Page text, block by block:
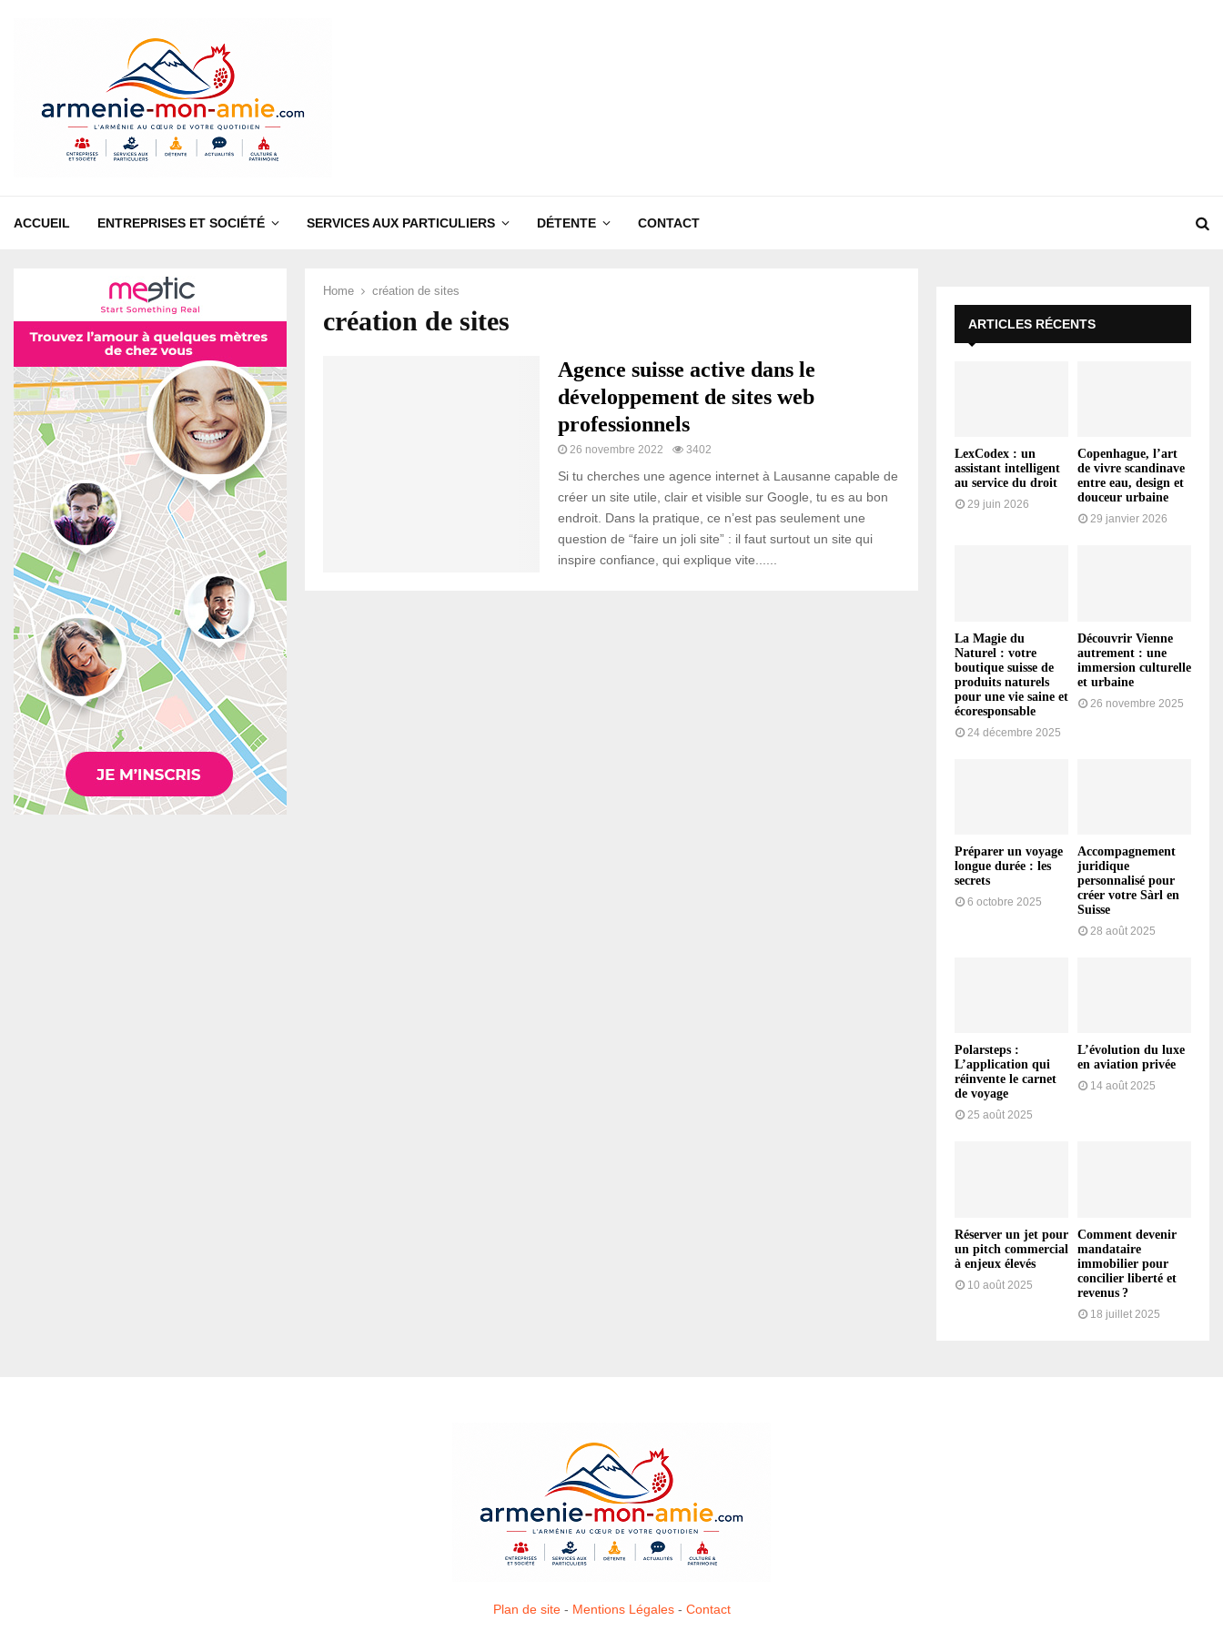
ACCUEIL ENTREPRISES ET SOCIÉTÉ SERVICES AUX PARTICULIERS DÉTENTE CONTACT
Home création de sites
création de sites
Agence suisse active dans le
développement de sites web
professionnels
26 novembre 2022 3402
Si tu cherches une agence internet à Lausanne capable de
créer un site utile, clair et visible sur Google, tu es au bon
endroit. Dans la pratique, ce n’est pas seulement une
question de “faire un joli site” : il faut surtout un site qui
inspire confiance, qui explique vite......
ARTICLES RÉCENTS
LexCodex : un
assistant intelligent
au service du droit
29 juin 2026
Copenhague, l’art
de vivre scandinave
entre eau, design et
douceur urbaine
29 janvier 2026
La Magie du
Naturel : votre
boutique suisse de
produits naturels
pour une vie saine et
écoresponsable
24 décembre 2025
Découvrir Vienne
autrement : une
immersion culturelle
et urbaine
26 novembre 2025
Préparer un voyage
longue durée : les
secrets
6 octobre 2025
Accompagnement
juridique
personnalisé pour
créer votre Sàrl en
Suisse
28 août 2025
Polarsteps :
L’application qui
réinvente le carnet
de voyage
25 août 2025
L’évolution du luxe
en aviation privée
14 août 2025
Réserver un jet pour
un pitch commercial
à enjeux élevés
10 août 2025
Comment devenir
mandataire
immobilier pour
concilier liberté et
revenus ?
18 juillet 2025
Plan de site- Mentions Légales- Contact